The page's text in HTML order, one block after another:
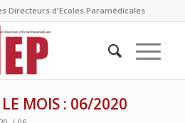
Directeurs d'Ecoles Paramédicales
MOIS : 06/2020